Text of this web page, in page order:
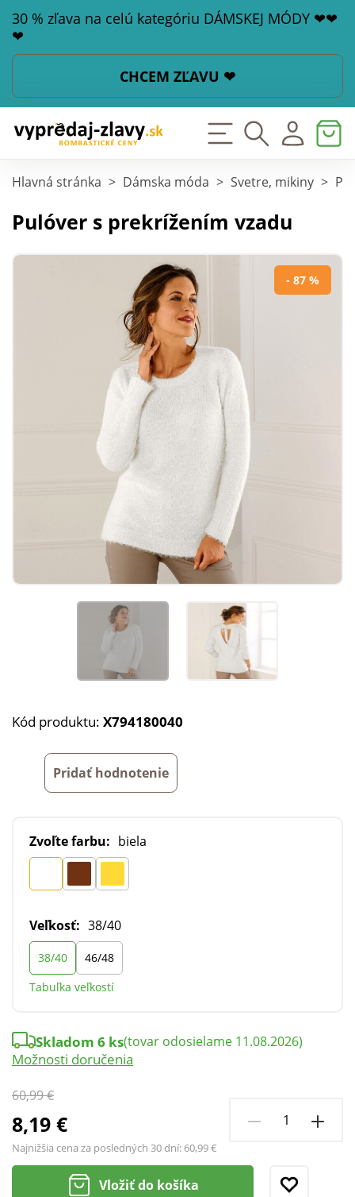
30 % zľava na celú kategóriu DÁMSKEJ MÓDY ❤❤
❤
CHCEM ZĽAVU ❤
Hlavná stránka > Dámska móda > Svetre, mikiny >
Pulóver s prekrížením vzadu
- 87 %
Kód produktu: X794180040
Pridať hodnotenie
Zvoľte farbu: biela
Veľkosť: 38/40
38/40
46/48
Tabuľka veľkostí
60,99 €
8,19 €
Najnižšia cena za posledných 30 dní: 60,99 €
Skladom 6 ks(tovar odosielame 11.08.2026)
Možnosti doručenia
Vložiť do košíka